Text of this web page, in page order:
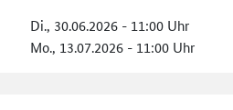
Di., 30.06.2026 - 11:00 Uhr
Mo., 13.07.2026 - 11:00 Uhr